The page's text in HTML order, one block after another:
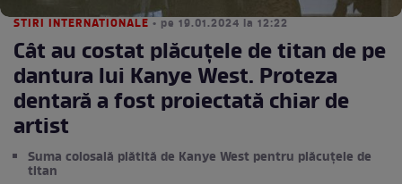
STIRI INTERNATIONALE • pe 19.01.2024 la 12:22
Cât au costat plăcuțele de titan de pe
dantura lui Kanye West. Proteza
dentară a fost proiectată chiar de
artist
Suma colosală plătită de Kanye West pentru plăcuțele de
titan